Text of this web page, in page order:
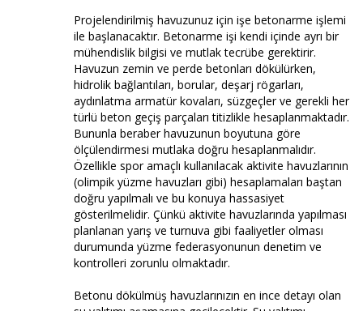
Projelendirilmiş havuzunuz için işe betonarme işlemi
ile başlanacaktır. Betonarme işi kendi içinde ayrı bir
mühendislik bilgisi ve mutlak tecrübe gerektirir.
Havuzun zemin ve perde betonları dökülürken,
hidrolik bağlantıları, borular, deşarj rögarları,
aydınlatma armatür kovaları, süzgeçler ve gerekli her
türlü beton geçiş parçaları titizlikle hesaplanmaktadır.
Bununla beraber havuzunun boyutuna göre
ölçülendirmesi mutlaka doğru hesaplanmalıdır.
Özellikle spor amaçlı kullanılacak aktivite havuzlarının
(olimpik yüzme havuzları gibi) hesaplamaları baştan
doğru yapılmalı ve bu konuya hassasiyet
gösterilmelidir. Çünkü aktivite havuzlarında yapılması
planlanan yarış ve turnuva gibi faaliyetler olması
durumunda yüzme federasyonunun denetim ve
kontrolleri zorunlu olmaktadır.
Betonu dökülmüş havuzlarınızın en ince detayı olan